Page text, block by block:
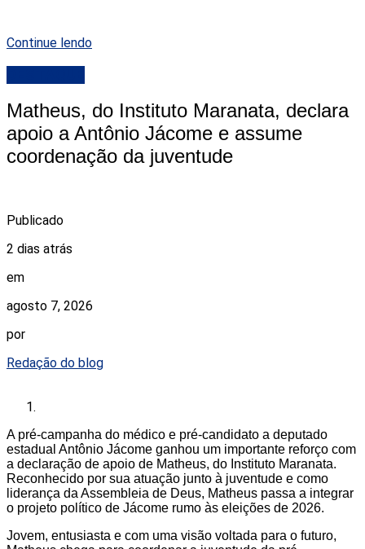
Continue lendo
Matheus, do Instituto Maranata, declara
apoio a Antônio Jácome e assume
coordenação da juventude
Publicado
2 dias atrás
em
agosto 7, 2026
por
Redação do blog
A pré-campanha do médico e pré-candidato a deputado
estadual Antônio Jácome ganhou um importante reforço com
a declaração de apoio de Matheus, do Instituto Maranata.
Reconhecido por sua atuação junto à juventude e como
liderança da Assembleia de Deus, Matheus passa a integrar
o projeto político de Jácome rumo às eleições de 2026.
Jovem, entusiasta e com uma visão voltada para o futuro,